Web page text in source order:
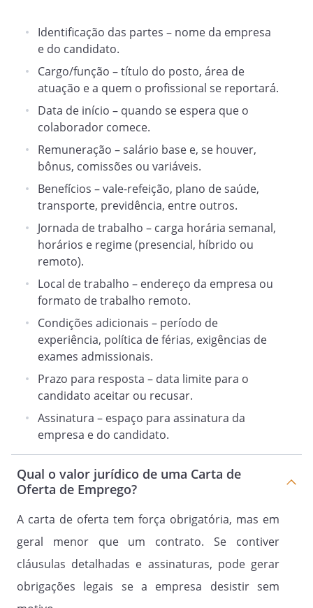
Identificação das partes – nome da empresa
e do candidato.
Cargo/função – título do posto, área de
atuação e a quem o profissional se reportará.
Data de início – quando se espera que o
colaborador comece.
Remuneração – salário base e, se houver,
bônus, comissões ou variáveis.
Benefícios – vale-refeição, plano de saúde,
transporte, previdência, entre outros.
Jornada de trabalho – carga horária semanal,
horários e regime (presencial, híbrido ou
remoto).
Local de trabalho – endereço da empresa ou
formato de trabalho remoto.
Condições adicionais – período de
experiência, política de férias, exigências de
exames admissionais.
Prazo para resposta – data limite para o
candidato aceitar ou recusar.
Assinatura – espaço para assinatura da
empresa e do candidato.
Qual o valor jurídico de uma Carta de
Oferta de Emprego?
A carta de oferta tem força obrigatória, mas em
geral menor que um contrato. Se contiver
cláusulas detalhadas e assinaturas, pode gerar
obrigações legais se a empresa desistir sem